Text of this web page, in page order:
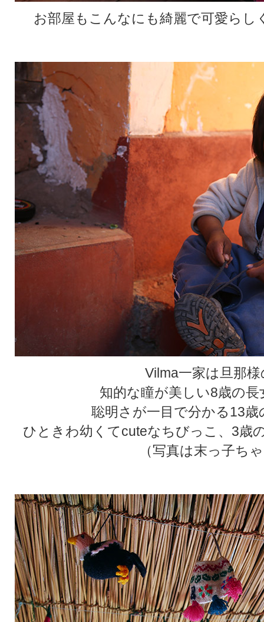
お部屋もこんなにも綺麗で可愛ら
Vilma一家は旦那
知的な瞳が美しい8歳の
聡明さが一目で分かる13歳
ひときわ幼くてcuteなちびっこ、3歳
（写真は末っ子ち